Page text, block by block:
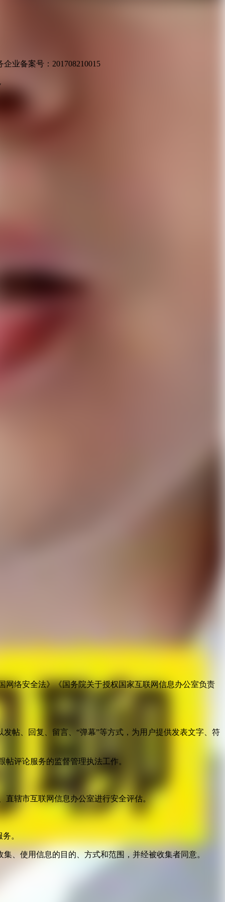
业备案号：201708210015
络安全法》《国务院关于授权国家互联网信息办公室负责
帖、回复、留言、“弹幕”等方式，为用户提供发表文字、符
评论服务的监督管理执法工作。
辖市互联网信息办公室进行安全评估。
务。
、使用信息的目的、方式和范围，并经被收集者同意。